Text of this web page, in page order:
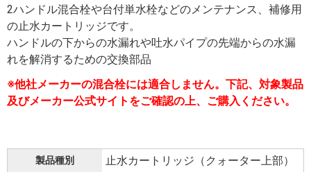
2ハンドル混合栓や台付単水栓などのメンテナンス、補修用
の止水カートリッジです。
ハンドルの下からの水漏れや吐水パイプの先端からの水漏
れを解消するための交換部品
※他社メーカーの混合栓には適合しません。下記、対象製品
及びメーカー公式サイトをご確認の上、ご購入ください。
製品種別 止水カートリッジ（クォーター上部）